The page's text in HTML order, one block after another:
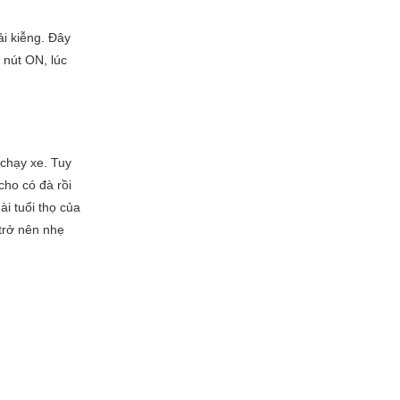
kiễng. Đây
ON, lúc
xe. Tuy
có đà rồi
tuổi thọ của
nên nhẹ